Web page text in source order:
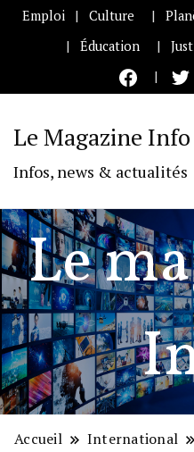
Emploi Culture
Éducation
Le Magazine Info
Infos, news & actualités
Le
Accueil International